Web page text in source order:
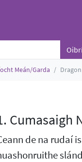
Meán/Garda
Cumasaigh
de na rudaí